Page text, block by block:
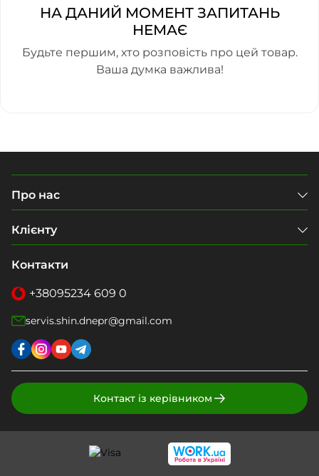
НА ДАНИЙ МОМЕНТ ЗАПИТАНЬ
НЕМАЄ
Будьте першим, хто розповість про цей товар.
Ваша думка важлива!
Про нас
Клієнту
Контакти
+38095234 609 0
servis.shin.dnepr@gmail.com
Контакт із керівником